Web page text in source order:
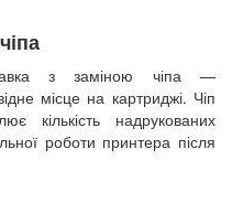
з заміною чіпа —
місце на картриджі. Чіп
кількість надрукованих
роботи принтера після